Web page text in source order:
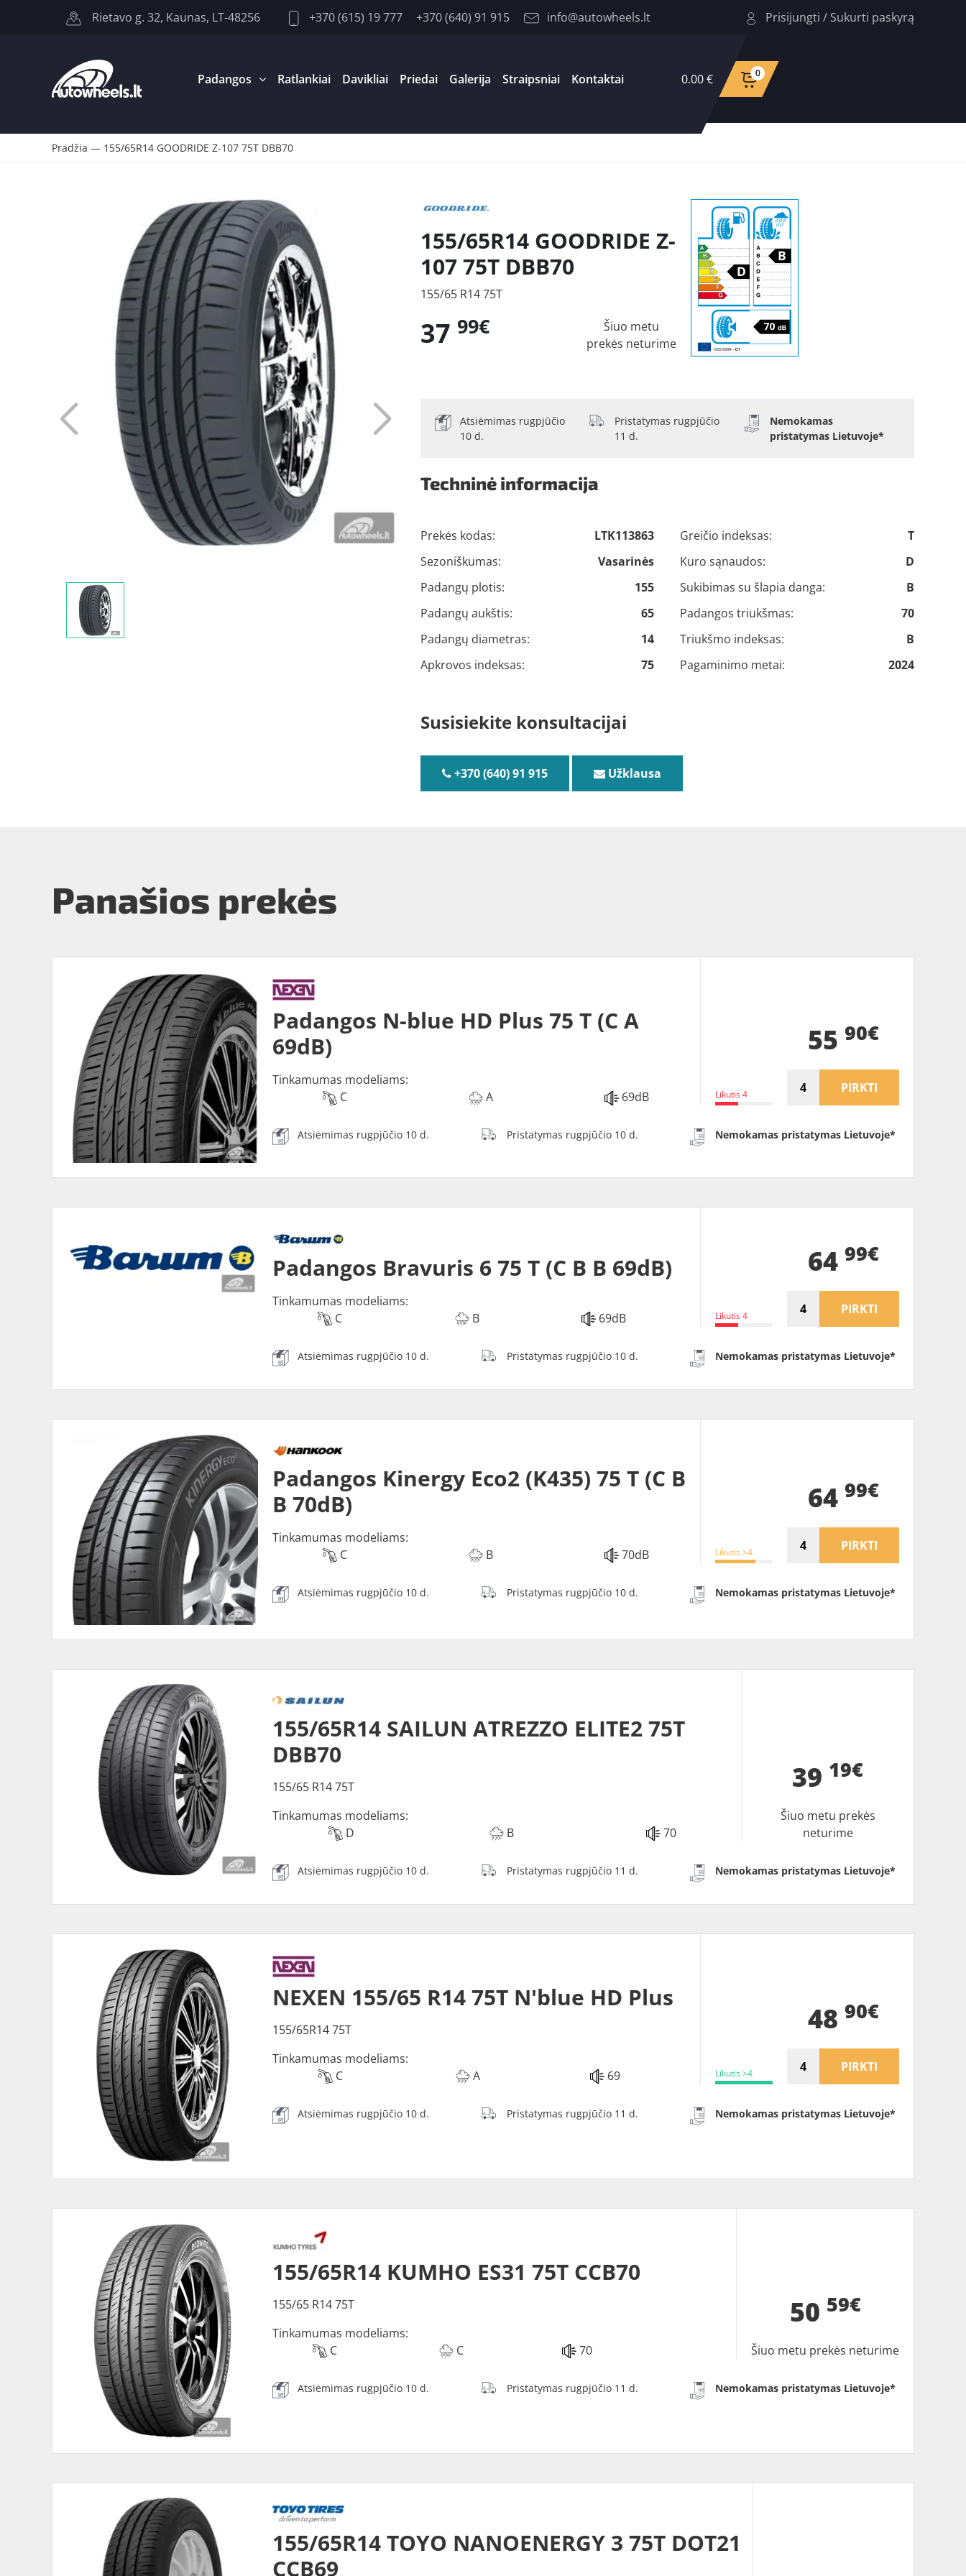
Rietavo g. 32, Kaunas, LT-48256 +370 (615) 19 777 +370 (640) 91 915 info@autowheels.lt Prisijungti / Sukurti paskyrą
Padangos Ratlankiai Davikliai Priedai Galerija Straipsniai Kontaktai 0.00 € 0
Pradžia — 155/65R14 GOODRIDE Z-107 75T DBB70
155/65R14 GOODRIDE Z-
107 75T DBB70
155/65 R14 75T
37 99€
Šiuo metu
prekės neturime
Atsiėmimas rugpjūčio
10 d.
Pristatymas rugpjūčio
11 d.
Nemokamas
pristatymas Lietuvoje*
Techninė informacija
Prekės kodas:
LTK113863
Sezoniškumas:
Vasarinės
Padangų plotis:
155
Padangų aukštis:
65
Padangų diametras:
14
Apkrovos indeksas:
75
Greičio indeksas:
T
Kuro sąnaudos:
D
Sukibimas su šlapia danga:
B
Padangos triukšmas:
70
Triukšmo indeksas:
B
Pagaminimo metai:
2024
Susisiekite konsultacijai
+370 (640) 91 915 Užklausa
Panašios prekės
Padangos N-blue HD Plus 75 T (C A
69dB)
Tinkamumas modeliams:
C
A 69dB Likutis 4
55 90€
PIRKTI
Atsiėmimas rugpjūčio 10 d. Pristatymas rugpjūčio 10 d. Nemokamas pristatymas Lietuvoje*
Padangos Bravuris 6 75 T (C B B 69dB)
Tinkamumas modeliams:
C
B 69dB Likutis 4
64 99€
PIRKTI
Atsiėmimas rugpjūčio 10 d. Pristatymas rugpjūčio 10 d. Nemokamas pristatymas Lietuvoje*
Padangos Kinergy Eco2 (K435) 75 T (C B
B 70dB)
Tinkamumas modeliams:
C
B 70dB Likutis >4
64 99€
PIRKTI
Atsiėmimas rugpjūčio 10 d. Pristatymas rugpjūčio 10 d. Nemokamas pristatymas Lietuvoje*
155/65R14 SAILUN ATREZZO ELITE2 75T
DBB70
155/65 R14 75T
Tinkamumas modeliams:
D
B 70
39 19€
Šiuo metu prekės
neturime
Atsiėmimas rugpjūčio 10 d. Pristatymas rugpjūčio 11 d. Nemokamas pristatymas Lietuvoje*
NEXEN 155/65 R14 75T N'blue HD Plus
155/65R14 75T
Tinkamumas modeliams:
C
A 69 Likutis >4
48 90€
PIRKTI
Atsiėmimas rugpjūčio 10 d. Pristatymas rugpjūčio 11 d. Nemokamas pristatymas Lietuvoje*
155/65R14 KUMHO ES31 75T CCB70
155/65 R14 75T
Tinkamumas modeliams:
C
C 70
50 59€
Šiuo metu prekės neturime
Atsiėmimas rugpjūčio 10 d. Pristatymas rugpjūčio 11 d. Nemokamas pristatymas Lietuvoje*
155/65R14 TOYO NANOENERGY 3 75T DOT21
CCB69